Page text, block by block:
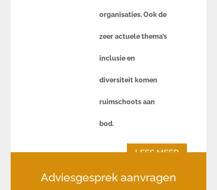
organisaties. Ook de
zeer actuele thema’s
inclusie en
diversiteit komen
ruimschoots aan
bod.
LEES MEER
Adviesgesprek aanvragen